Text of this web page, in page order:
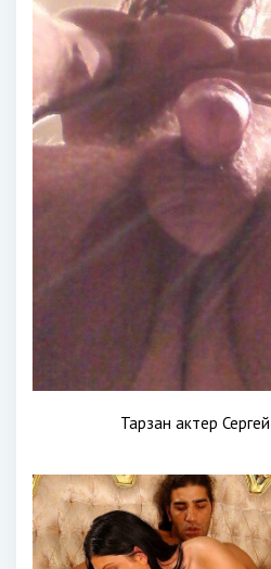
Тарзан актер